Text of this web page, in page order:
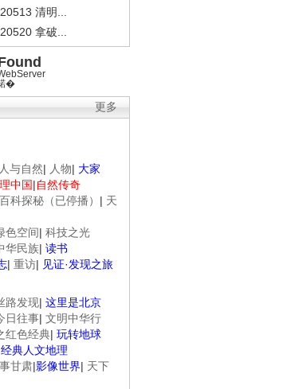
清明...
拿破...
�
更多
人与自然| 人物| 大家
中国|自然传奇
百科探秘（已停播） | 天
色空间| 科技之光
华民族| 读书
| 重访| 见证·发现之旅
路发现| 这里是北京
日往事| 文明中华行
红色经典| 玩转地球
经典人文地理
甘肃|影像世界| 天下